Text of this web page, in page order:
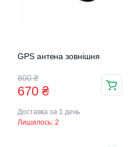
GPS антена зовнішня
800₴
Оригінальна
ціна:
800 ₴.
670 ₴
Поточна
ціна:
670 ₴.
Доставка за 1 день
Лишилось: 2